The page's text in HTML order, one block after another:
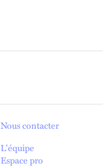
Nous contacter
L'équipe
Espace pro